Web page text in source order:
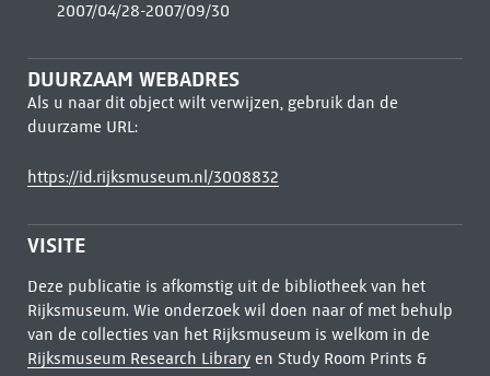
2007/04/28-2007/09/30
DUURZAAM WEBADRES
Als u naar dit object wilt verwijzen, gebruik dan de
duurzame URL:
https://id.rijksmuseum.nl/3008832
VISITE
Deze publicatie is afkomstig uit de bibliotheek van het
Rijksmuseum. Wie onderzoek wil doen naar of met behulp
van de collecties van het Rijksmuseum is welkom in de
Rijksmuseum Research Libraryen Study Room Prints &